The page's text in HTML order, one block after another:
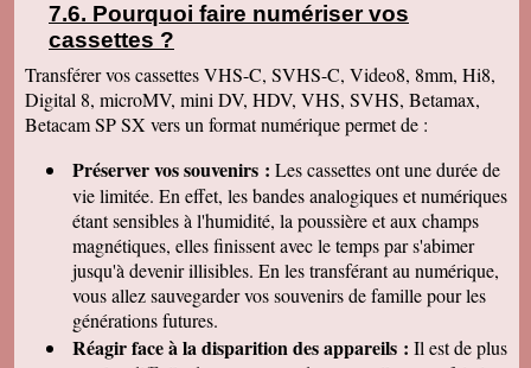
Saint-Étienne-de-Tinée • Gorbio • Saint-Jean-Cap-
Ferrat • Peillon • Saint-Martin-Vésubie • Broc •
Cabris • Théoule-sur-Mer • Saint-Blaise • Sainte-
Agnès • Cantaron • Lucéram • Berre-les-Alpes •
Lantosque • Spéracèdes • Castellar • Valdeblore •
Pourquoi faire numériser vos
cassettes ?
Transférer vos cassettes VHS-C, SVHS-C, Video8, 8mm, Hi8,
Digital 8, microMV, mini DV, HDV, VHS, SVHS, Betamax,
Betacam SP SX vers un format numérique permet de :
Préserver vos souvenirs : Les cassettes ont une durée de
vie limitée. En effet, les bandes analogiques et numériques
étant sensibles à l'humidité, la poussière et aux champs
magnétiques, elles finissent avec le temps par s'abimer
jusqu'à devenir illisibles. En lestransférant au numérique,
vous allez sauvegarder vos souvenirs de famille pour les
générations futures.
Réagir face à la disparition des appareils : Il est de plus